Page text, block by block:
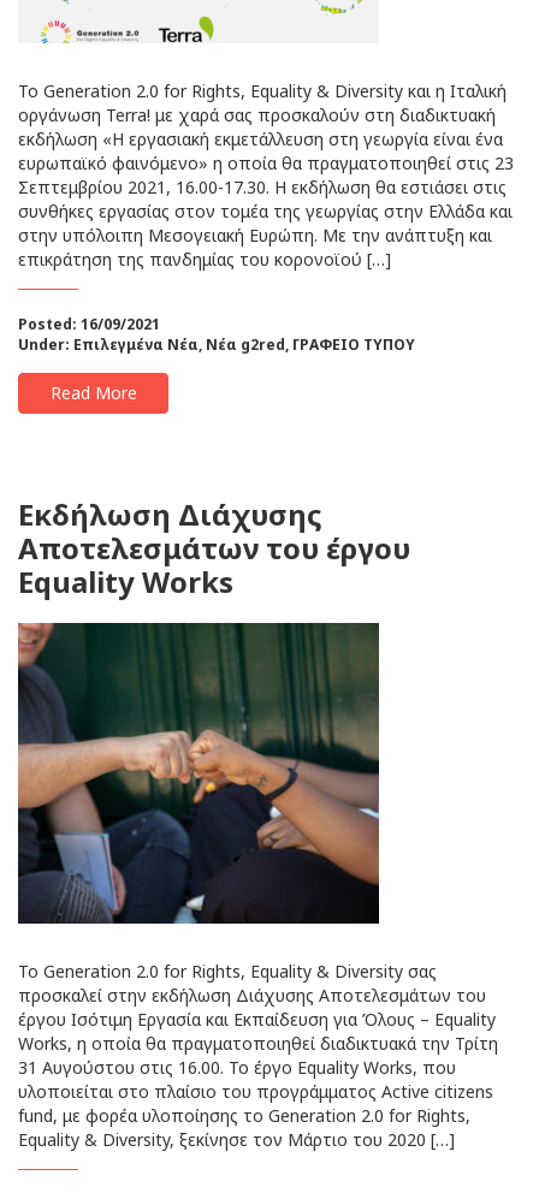
Το Generation 2.0 for Rights, Equality & Diversity και η Ιταλική
οργάνωση Terra! με χαρά σας προσκαλούν στη διαδικτυακή
εκδήλωση «Η εργασιακή εκμετάλλευση στη γεωργία είναι ένα
ευρωπαϊκό φαινόμενο» η οποία θα πραγματοποιηθεί στις 23
Σεπτεμβρίου 2021, 16.00-17.30. Η εκδήλωση θα εστιάσει στις
συνθήκες εργασίας στον τομέα της γεωργίας στην Ελλάδα και
στην υπόλοιπη Μεσογειακή Ευρώπη. Με την ανάπτυξη και
επικράτηση της πανδημίας του κορονοϊού […]
Posted: 16/09/2021
Under: Επιλεγμένα Νέα, Νέα g2red, ΓΡΑΦΕΙΟ ΤΥΠΟΥ
Read More
Εκδήλωση Διάχυσης
Αποτελεσμάτων του έργου
Equality Works
Το Generation 2.0 for Rights, Equality & Diversity σας
προσκαλεί στην εκδήλωση Διάχυσης Αποτελεσμάτων του
έργου Ισότιμη Εργασία και Εκπαίδευση για Όλους – Equality
Works, η οποία θα πραγματοποιηθεί διαδικτυακά την Τρίτη
31 Αυγούστου στις 16.00. Το έργο Equality Works, που
υλοποιείται στο πλαίσιο του προγράμματος Active citizens
fund, με φορέα υλοποίησης το Generation 2.0 for Rights,
Equality & Diversity, ξεκίνησε τον Μάρτιο του 2020 […]